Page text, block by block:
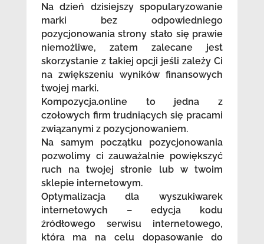
Na dzień dzisiejszy spopularyzowanie
marki bez odpowiedniego
pozycjonowania strony stało się prawie
niemożliwe, zatem zalecane jest
skorzystanie z takiej opcji jeśli zależy Ci
na zwiększeniu wyników finansowych
twojej marki.
Kompozycja.online to jedna z
czołowych firm trudniących się pracami
związanymi z pozycjonowaniem.
Na samym początku pozycjonowania
pozwolimy ci zauważalnie powiększyć
ruch na twojej stronie lub w twoim
sklepie internetowym.
Optymalizacja dla wyszukiwarek
internetowych – edycja kodu
źródłowego serwisu internetowego,
która ma na celu dopasowanie do